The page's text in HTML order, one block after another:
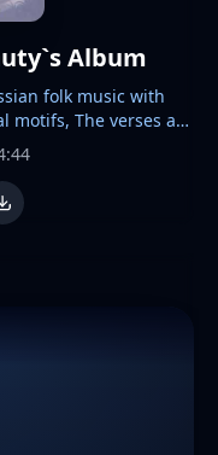
Album
folk music with
The verses are
Gradually
male vocals, full
guitar, violin,
element is clearly
captivating mix that
with natural reverb